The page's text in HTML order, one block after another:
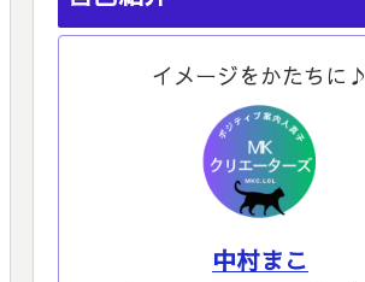
イメージをかたちに♪
中村まこ